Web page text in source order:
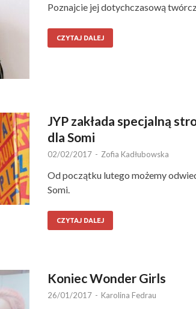
Poznajcie jej dotychczasową
CZYTAJ DALEJ
JYP zakłada specjalną
dla Somi
02/02/2017 - Zofia Kadłubowska
Od początku lutego możemy
Somi.
CZYTAJ DALEJ
Koniec Wonder Girls
26/01/2017 - Karolina Fedrau